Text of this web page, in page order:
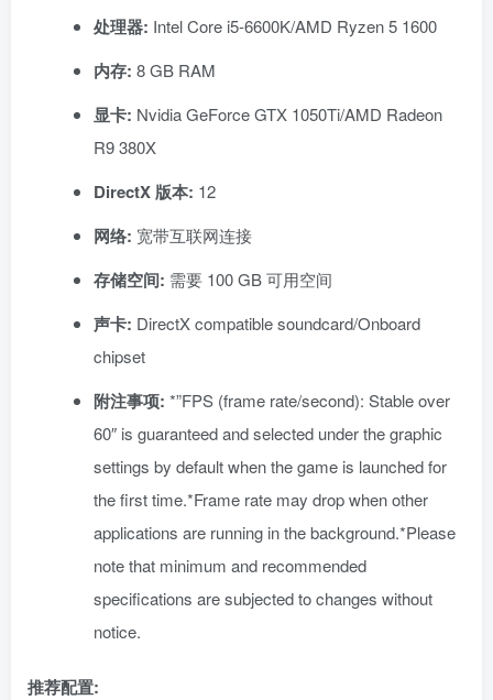
处理器: Intel Core i5-6600K/AMD Ryzen 5 1600
内存: 8 GB RAM
显卡: Nvidia GeForce GTX 1050Ti/AMD Radeon
R9 380X
DirectX 版本: 12
网络: 宽带互联网连接
存储空间: 需要 100 GB 可用空间
声卡: DirectX compatible soundcard/Onboard
chipset
附注事项: *”FPS (frame rate/second): Stable over
60″ is guaranteed and selected under the graphic
settings by default when the game is launched for
the first time.*Frame rate may drop when other
applications are running in the background.*Please
note that minimum and recommended
specifications are subjected to changes without
notice.
推荐配置: